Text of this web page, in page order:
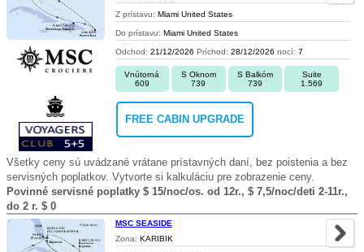
Z prístavu: Miami United States
Do prístavu: Miami United States
Odchod: 21/12/2026 Príchod: 28/12/2026 nocí: 7
Vnútorná
609
S Oknom
739
S Balkóm
739
Suite
1.569
FREE CABIN UPGRADE
Všetky ceny sú uvádzané vrátane prístavných daní, bez poistenia a bez
servisných poplatkov. Vytvorte si kalkuláciu pre zobrazenie ceny.
Povinné servisné poplatky $ 15/noc/os. od 12r., $ 7,5/noc/deti 2-11r.,
do 2 r. $ 0
MSC SEASIDE
Zona: KARIBIK